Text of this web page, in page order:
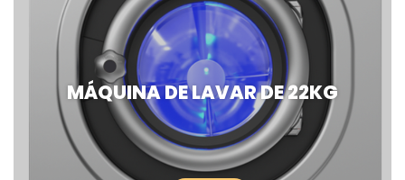
MÁQUINA DE LAVAR DE 22KG